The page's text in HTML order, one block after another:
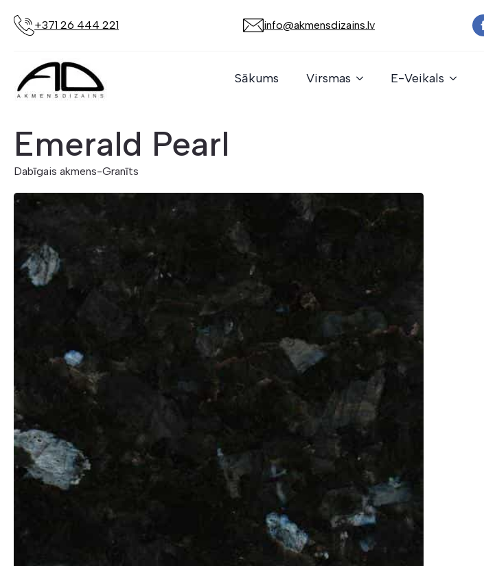
+371 26 444 221 info@akmensdizains.lv
Sākums Virsmas E-Veikals
Emerald Pearl
Dabīgais akmens-Granīts